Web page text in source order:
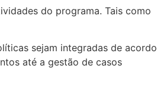
do programa. Tais como
sejam integradas de acordo
até a gestão de casos